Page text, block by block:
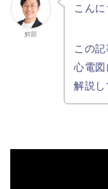
鰐部
こん
この
心電
解説し